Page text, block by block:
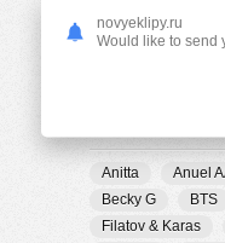
Anitta Anuel
Becky G
BTS
Filatov & Karas
novyeklipy.ru
Would like to send